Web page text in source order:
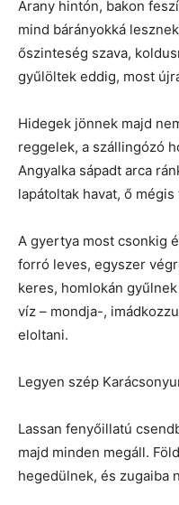
Arany hintón, bakon
mind bárányokká
őszinteség szava,
gyűlöltek eddig, most
Hidegek jönnek majd
reggelek, a szállingózó
Angyalka sápadt arca
lapátoltak havat, ő
A gyertya most csonkig
forró leves, egyszer
keres, homlokán
víz – mondja-,
eloltani.
Legyen szép
Lassan fenyőillatú
majd minden megáll.
hegedülnek, és zugaiba